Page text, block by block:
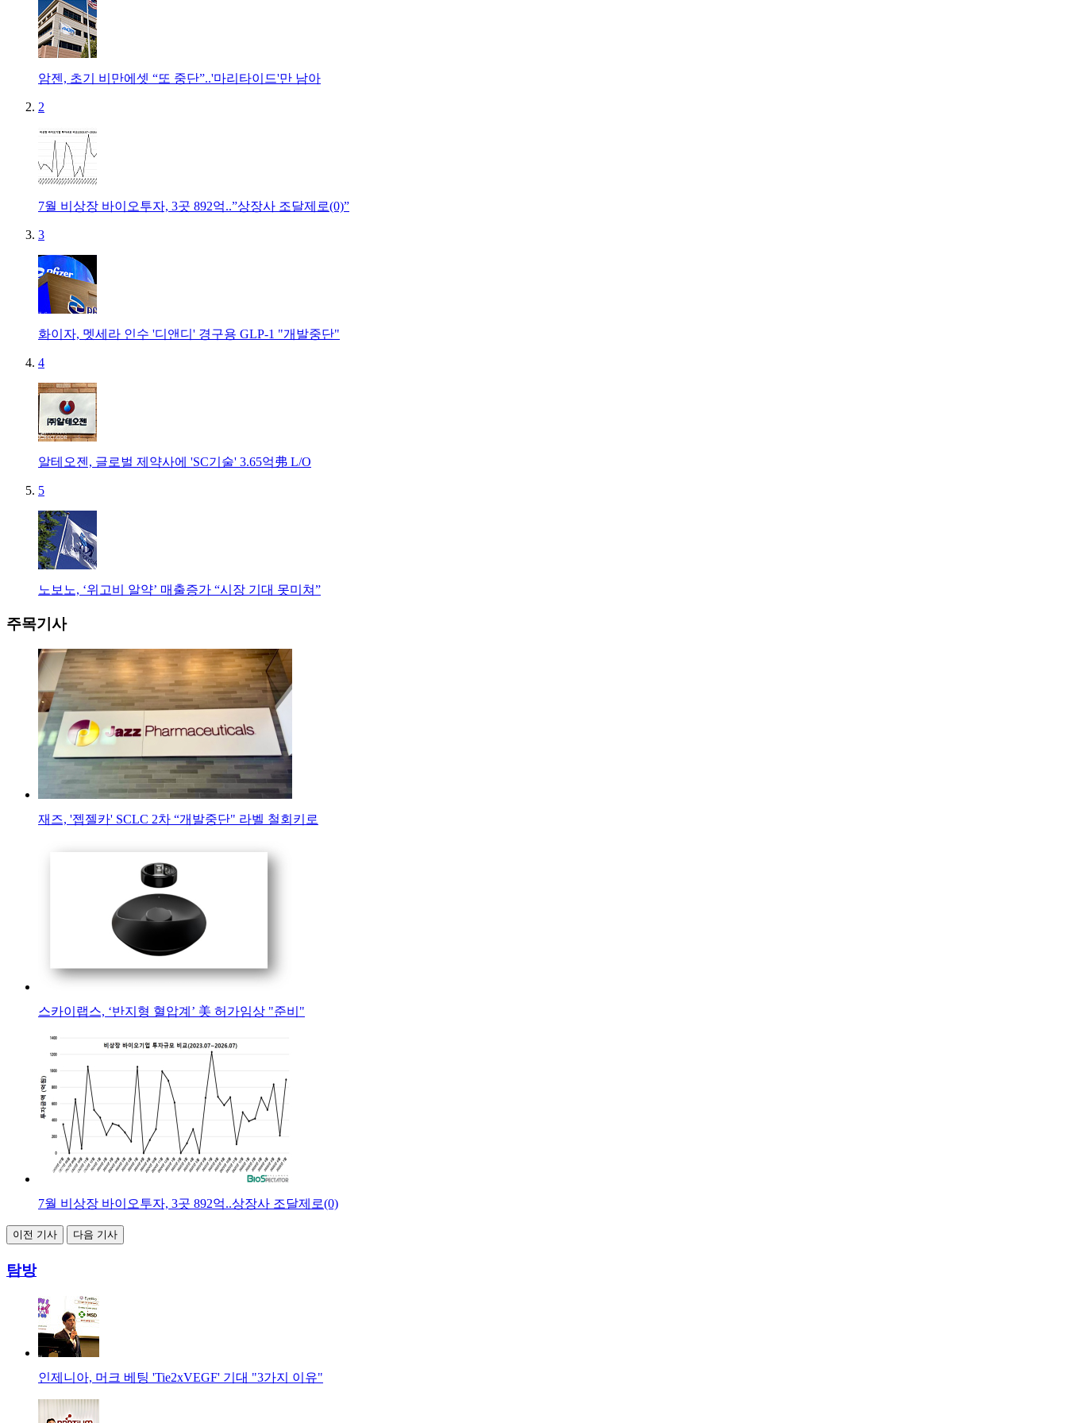
암젠, 초기 비만에셋 “또 중단”..'마리타이드'만 남아
2
7월 비상장 바이오투자, 3곳 892억..”상장사 조달제로(0)”
3
화이자, 멧세라 인수 '디앤디' 경구용 GLP-1 "개발중단"
4
알테오젠, 글로벌 제약사에 'SC기술' 3.65억弗 L/O
5
노보노, ‘위고비 알약’ 매출증가 “시장 기대 못미쳐”
주목기사
재즈, '젭젤카' SCLC 2차 “개발중단" 라벨 철회키로
스카이랩스, ‘반지형 혈압계’ 美 허가임상 "준비"
7월 비상장 바이오투자, 3곳 892억..상장사 조달제로(0)
이전 기사 다음 기사
탐방
인제니아, 머크 베팅 'Tie2xVEGF' 기대 "3가지 이유"